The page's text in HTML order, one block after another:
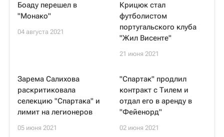
Боаду перешел в
"Монако"
04 августа 2021
Крицюк стал
футболистом
португальского клуба
"Жил Висенте"
21 июня 2021
Зарема Салихова
раскритиковала
селекцию "Спартака" и
лимит на легионеров
05 июня 2021
"Спартак" продлил
контракт с Тилем и
отдал его в аренду в
"Фейенорд"
02 июня 2021